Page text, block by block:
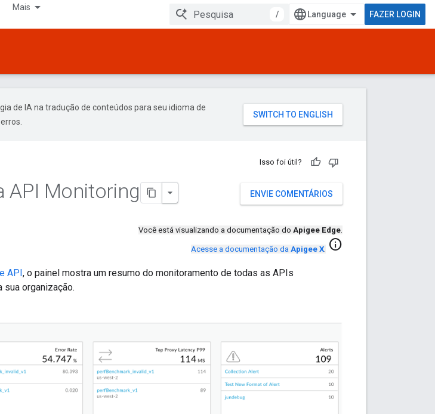
Mais
/ FAZER LOGIN
de IA na tradução de conteúdos para seu idioma de
Isso foi útil?
ENVIE COMENTÁRIOS
API Monitoring
Você está visualizando a documentação do Apigee Edge.
Acesse a documentação da Apigee X. info
API, o painel mostra um resumo do monitoramento de todas as APIs
organização.